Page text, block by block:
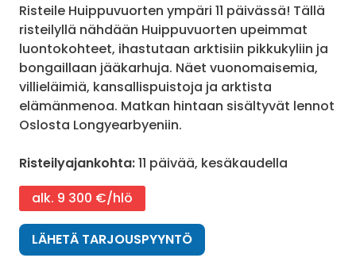
Risteile Huippuvuorten ympäri 11 päivässä! Tällä
risteilyllä nähdään Huippuvuorten upeimmat
luontokohteet, ihastutaan arktisiin pikkukyliin ja
bongaillaan jääkarhuja. Näet vuonomaisemia,
villieläimiä, kansallispuistoja ja arktista
elämänmenoa. Matkan hintaan sisältyvät lennot
Oslosta Longyearbyeniin.
Risteilyajankohta:11 päivää, kesäkaudella
alk. 9 300 €/hlö
LÄHETÄ TARJOUSPYYNTÖ